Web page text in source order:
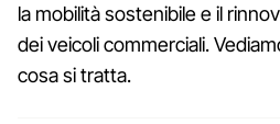
la mobilità sostenibile e il
dei veicoli commerciali.
cosa si tratta.